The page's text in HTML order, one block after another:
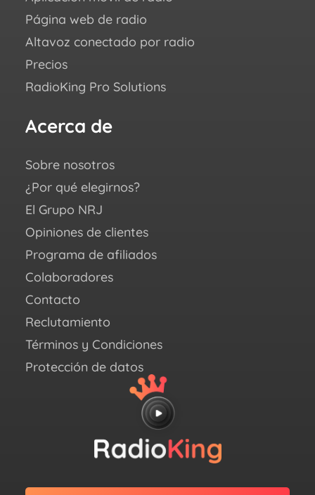
Página web de radio
Altavoz conectado por radio
Precios
RadioKing Pro Solutions
Acerca de
Sobre nosotros
¿Por qué elegirnos?
El Grupo NRJ
Opiniones de clientes
Programa de afiliados
Colaboradores
Contacto
Reclutamiento
Términos y Condiciones
Protección de datos